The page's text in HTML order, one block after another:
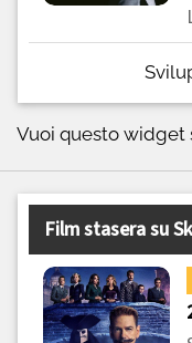
Vuoi questo widget